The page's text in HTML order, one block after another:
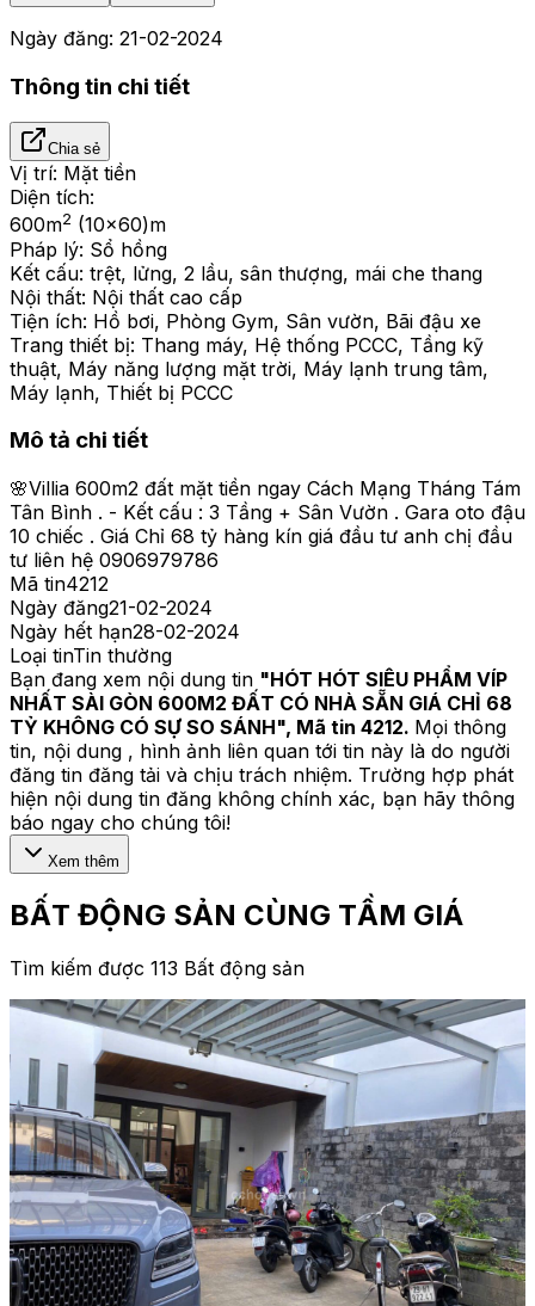
Ngày đăng: 21-02-2024
Thông tin chi tiết
Chia sẻ
Vị trí: Mặt tiền
Diện tích:
600m2 (10x60)m
Pháp lý: Sổ hồng
Kết cấu: trệt, lửng, 2 lầu, sân thượng, mái che thang
Nội thất: Nội thất cao cấp
Tiện ích: Hồ bơi, Phòng Gym, Sân vườn, Bãi đậu xe
Trang thiết bị: Thang máy, Hệ thống PCCC, Tầng kỹ
thuật, Máy năng lượng mặt trời, Máy lạnh trung tâm,
Máy lạnh, Thiết bị PCCC
Mô tả chi tiết
🌸Villia 600m2 đất mặt tiền ngay Cách Mạng Tháng Tám
Tân Bình . - Kết cấu : 3 Tầng + Sân Vườn . Gara oto đậu
10 chiếc . Giá Chỉ 68 tỷ hàng kín giá đầu tư anh chị đầu
tư liên hệ 0906979786
Mã tin4212
Ngày đăng21-02-2024
Ngày hết hạn28-02-2024
Loại tinTin thường
Bạn đang xem nội dung tin "HÓT HÓT SIÊU PHẨM VÍP
NHẤT SÀI GÒN 600M2 ĐẤT CÓ NHÀ SẴN GIÁ CHỈ 68
TỶ KHÔNG CÓ SỰ SO SÁNH", Mã tin 4212. Mọi thông
tin, nội dung , hình ảnh liên quan tới tin này là do người
đăng tin đăng tải và chịu trách nhiệm. Trường hợp phát
hiện nội dung tin đăng không chính xác, bạn hãy thông
báo ngay cho chúng tôi!
Xem thêm
BẤT ĐỘNG SẢN CÙNG TẦM GIÁ
Tìm kiếm được 113 Bất động sản